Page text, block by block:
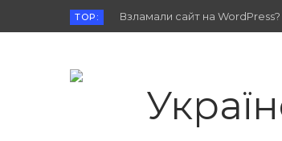
TOP: Взламали сайт на WordPress?